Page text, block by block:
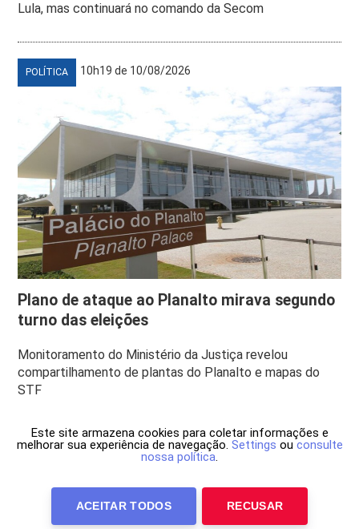
Lula, mas continuará no comando da Secom
POLÍTICA 10h19 de 10/08/2026
Plano de ataque ao Planalto mirava segundo
turno das eleições
Monitoramento do Ministério da Justiça revelou
compartilhamento de plantas do Planalto e mapas do
STF
Este site armazena cookies para coletar informações e
melhorar sua experiência de navegação. Settings ou consulte
nossa política.
ACEITAR TODOS RECUSAR